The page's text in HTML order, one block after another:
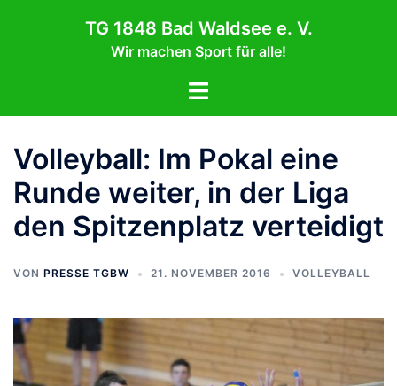
TG 1848 Bad Waldsee e. V.
Wir machen Sport für alle!
Menü
Volleyball: Im Pokal eine
Runde weiter, in der Liga
den Spitzenplatz verteidigt
VON PRESSE TGBW 21. NOVEMBER 2016 VOLLEYBALL